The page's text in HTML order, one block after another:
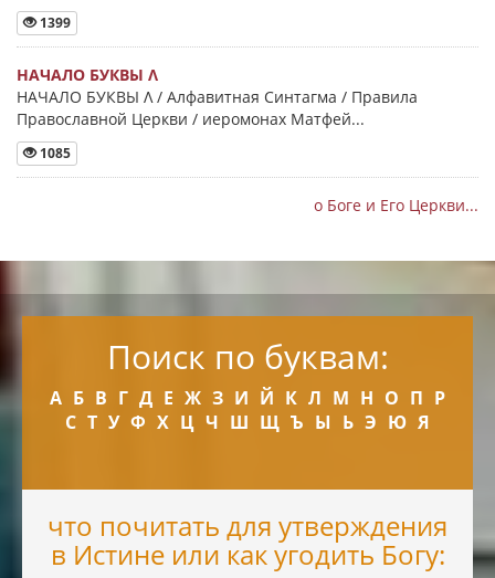
1399
НАЧАЛО БУКВЫ Λ
НАЧАЛО БУКВЫ Λ / Алфавитная Синтагма / Правила
Православной Церкви / иеромонах Матфей...
1085
о Боге и Его Церкви...
Поиск по буквам:
А Б В Г Д Е Ж З И Й К Л М Н О П Р
С Т У Ф Х Ц Ч Ш Щ Ъ Ы Ь Э Ю Я
что почитать для утверждения
в Истине или как угодить Богу: